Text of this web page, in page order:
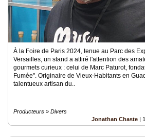
À la Foire de Paris 2024, tenue au Parc des
Versailles, un stand a attiré l'attention des
gourmets curieux : celui de Marc Paturot,
Fumée". Originaire de Vieux-Habitants en
talentueux artisan du..
Producteurs » Divers
Jonathan Chaste |